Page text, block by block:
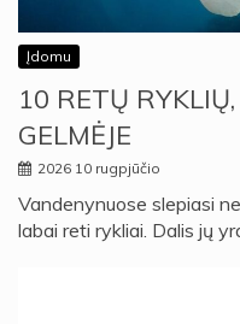
Įdomu
10 RETŲ
GELMĖJE
2026 10 rugpjūčio
Vandenynuose slepiasi
labai reti rykliai. Dalis jų